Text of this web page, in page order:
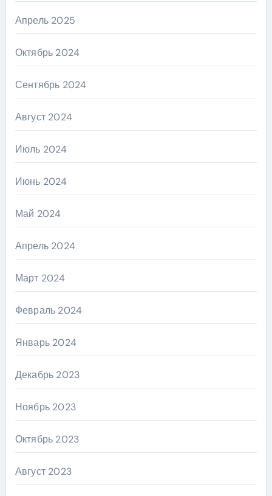
Апрель 2025
Октябрь 2024
Сентябрь 2024
Август 2024
Июль 2024
Июнь 2024
Май 2024
Апрель 2024
Март 2024
Февраль 2024
Январь 2024
Декабрь 2023
Ноябрь 2023
Октябрь 2023
Август 2023